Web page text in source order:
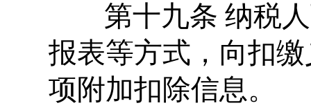
第十九条 纳税
报表等方式，向扣
项附加扣除信息。